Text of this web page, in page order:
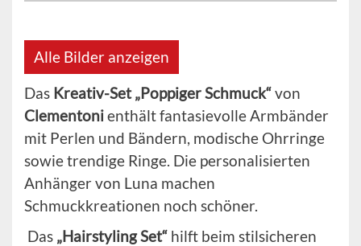
Alle Bilder anzeigen
Das Kreativ-Set „Poppiger Schmuck“von
Clementonienthält fantasievolle Armbänder
mit Perlen und Bändern, modische Ohrringe
sowie trendige Ringe. Die personalisierten
Anhänger von Luna machen
Schmuckkreationen noch schöner.
Das „Hairstyling Set“ hilft beim stilsicheren